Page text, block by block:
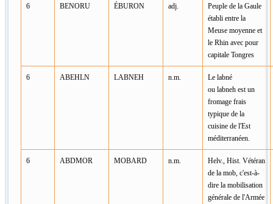
6 BENORU ÉBURON adj.
Peuple de la Gaule
établi entre la
Meuse moyenne et
le Rhin avec pour
capitale Tongres
6 ABEHLN LABNEH n.m.
Le labné
ou labneh est un
fromage frais
typique de la
cuisine de l'Est
méditerranéen.
6 ABDMOR MOBARD n.m.
Helv., Hist. Vétéran
de la mob, c'est-à-
dire la mobilisation
générale de l'Armée